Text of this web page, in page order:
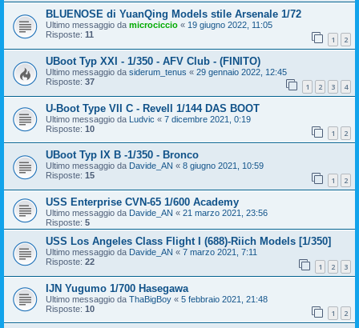
BLUENOSE di YuanQing Models stile Arsenale 1/72
Ultimo messaggio da microciccio « 19 giugno 2022, 11:05
Risposte: 11 1 2
UBoot Typ XXI - 1/350 - AFV Club - (FINITO)
Ultimo messaggio da siderum_tenus « 29 gennaio 2022, 12:45
Risposte: 37 1 2 3 4
U-Boot Type VII C - Revell 1/144 DAS BOOT
Ultimo messaggio da Ludvic « 7 dicembre 2021, 0:19
Risposte: 10 1 2
UBoot Typ IX B -1/350 - Bronco
Ultimo messaggio da Davide_AN « 8 giugno 2021, 10:59
Risposte: 15 1 2
USS Enterprise CVN-65 1/600 Academy
Ultimo messaggio da Davide_AN « 21 marzo 2021, 23:56
Risposte: 5
USS Los Angeles Class Flight I (688)-Riich Models [1/350]
Ultimo messaggio da Davide_AN « 7 marzo 2021, 7:11
Risposte: 22 1 2 3
IJN Yugumo 1/700 Hasegawa
Ultimo messaggio da ThaBigBoy « 5 febbraio 2021, 21:48
Risposte: 10 1 2